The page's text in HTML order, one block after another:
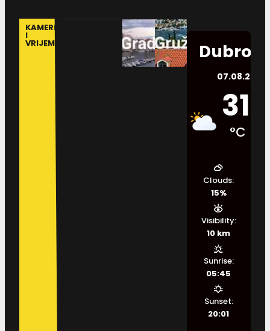
KAMERE
I
VRIJEME
07.08.2026.
31
°C
Clouds:
15%
Visibility:
10 km
Sunrise:
05:45
Sunset:
20:01